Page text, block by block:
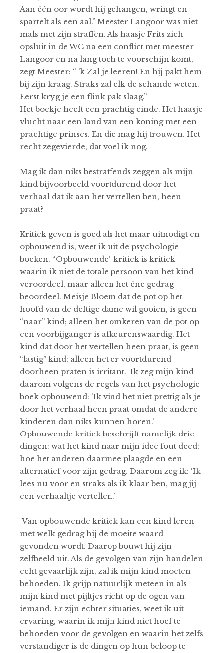
Aan één oor wordt hij gehangen, wringt en
spartelt als een aal.” Meester Langoor was niet
mals met zijn straffen. Als haasje Frits zich
opsluit in de WC na een conflict met meester
Langoor en na lang toch te voorschijn komt,
zegt Meester: “ ’k Zal je leeren! En hij pakt hem
bij zijn kraag. Straks zal elk de schande weten.
Eerst kryg je een flink pak slaag.”
Het boekje heeft een prachtig einde. Het haasje
vlucht naar een land van een koning met een
prachtige prinses. En die mag hij trouwen. Het
recht zegevierde, dat voel ik nog.
Mag ik dan niks bestraffends zeggen als mijn
kind bijvoorbeeld voortdurend door het
verhaal dat ik aan het vertellen ben, heen
praat?
Kritiek geven is goed als het maar uitnodigt en
opbouwend is, weet ik uit de psychologie
boeken. “Opbouwende” kritiek is kritiek
waarin ik niet de totale persoon van het kind
veroordeel, maar alleen het éne gedrag
beoordeel. Meisje Bloem dat de pot op het
hoofd van de deftige dame wil gooien, is geen
“naar” kind; alleen het omkeren van de pot op
een voorbijganger is afkeurenswaardig. Het
kind dat door het vertellen heen praat, is geen
“lastig” kind; alleen het er voortdurend
doorheen praten is irritant. Ik zeg mijn kind
daarom volgens de regels van het psychologie
boek opbouwend: ‘Ik vind het niet prettig als je
door het verhaal heen praat omdat de andere
kinderen dan niks kunnen horen.’
Opbouwende kritiek beschrijft namelijk drie
dingen: wat het kind naar mijn idee fout deed;
hoe het anderen daarmee plaagde en een
alternatief voor zijn gedrag. Daarom zeg ik: ‘Ik
lees nu voor en straks als ik klaar ben, mag jij
een verhaaltje vertellen.’
Van opbouwende kritiek kan een kind leren
met welk gedrag hij de moeite waard
gevonden wordt. Daarop bouwt hij zijn
zelfbeeld uit. Als de gevolgen van zijn handelen
echt gevaarlijk zijn, zal ik mijn kind moeten
behoeden. Ik grijp natuurlijk meteen in als
mijn kind met pijltjes richt op de ogen van
iemand. Er zijn echter situaties, weet ik uit
ervaring, waarin ik mijn kind niet hoef te
behoeden voor de gevolgen en waarin het zelfs
verstandiger is de dingen op hun beloop te